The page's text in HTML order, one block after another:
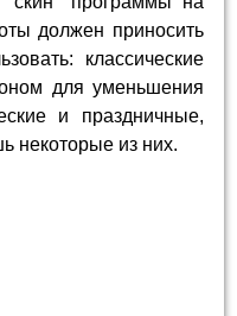
должен приносить
классические
для уменьшения
и праздничные,
некоторые из них.